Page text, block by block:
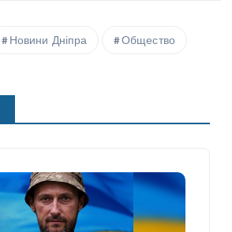
Новини Дніпра Общество